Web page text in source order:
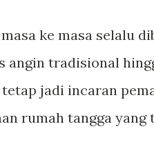
ke masa selalu
angin tradisional
jadi incaran
rumah tangga yang